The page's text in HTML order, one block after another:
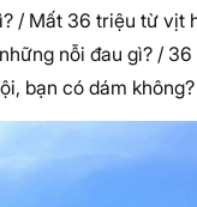
/ Mất 36 triệu từ vịt
nỗi đau gì? /
bạn có dám không?